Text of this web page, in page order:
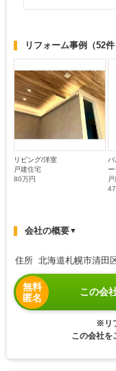
リフォーム事例 （52件
リビング/洋室
戸建住宅
80万円
会社の概要▼
住所 北海道札幌市清田
無料
匿名
この会
※リ
この会社を